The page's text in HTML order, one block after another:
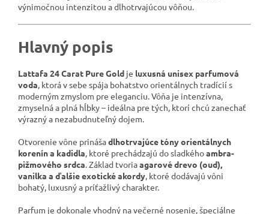
výnimočnou intenzitou a dlhotrvajúcou vôňou.
Hlavný popis
Lattafa 24 Carat Pure Gold je luxusná unisex parfumová
voda, ktorá v sebe spája bohatstvo orientálnych tradícií s
moderným zmyslom pre eleganciu. Vôňa je intenzívna,
zmyselná a plná hĺbky – ideálna pre tých, ktorí chcú zanechať
výrazný a nezabudnuteľný dojem.
Otvorenie vône prinášadlhotrvajúce tóny orientálnych
korenín a kadidla, ktoré prechádzajú do sladkéhoambra-
pižmového srdca. Základ tvoriaagarové drevo (oud),
vanilka a ďalšie exotické akordy, ktoré dodávajú vôni
bohatý, luxusný a príťažlivý charakter.
Parfum je dokonale vhodný na večerné nosenie, špeciálne